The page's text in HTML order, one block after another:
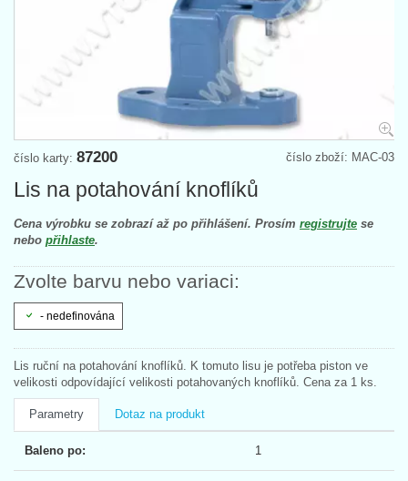
číslo zboží: MAC-03
číslo karty: 87200
Lis na potahování knoflíků
Cena výrobku se zobrazí až po přihlášení. Prosím registrujte se
nebo přihlaste.
Zvolte barvu nebo variaci:
- nedefinována
Lis ruční na potahování knoflíků. K tomuto lisu je potřeba piston ve
velikosti odpovídající velikosti potahovaných knoflíků. Cena za 1 ks.
Parametry Dotaz na produkt
Baleno po: 1